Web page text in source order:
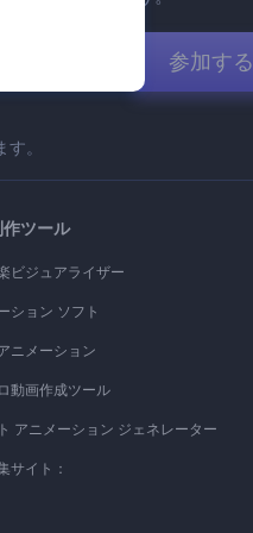
参加する
。
ツール
ビジュアライザー
ション ソフト
ニメーション
動画作成ツール
アニメーション ジェネレーター
サイト：